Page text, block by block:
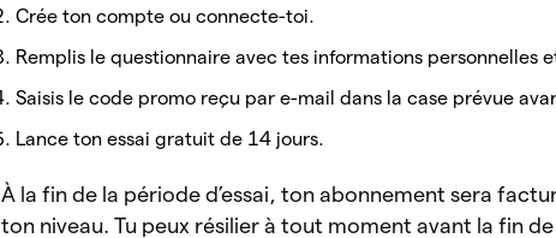
Crée ton compte ou connecte-toi.
Remplis le questionnaire avec tes informations personnelles
Saisis le code promo reçu par e-mail dans la case prévue
Lance ton essai gratuit de 14 jours.
À la fin de la période d’essai, ton abonnement sera
ton niveau. Tu peux résilier à tout moment avant la fin de